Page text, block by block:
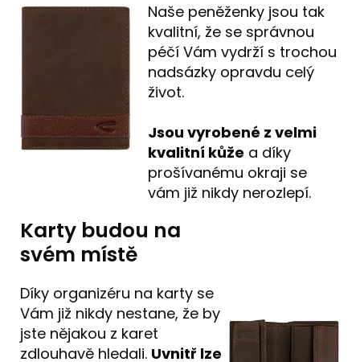
Naše peněženky jsou tak
kvalitní, že se správnou
péčí Vám vydrží s trochou
nadsázky opravdu celý
život.
Jsou vyrobené z velmi
kvalitní kůže a díky
prošívanému okraji se
vám již nikdy nerozlepí.
Karty budou na
svém místě
Díky organizéru na karty se
Vám již nikdy nestane, že by
jste nějakou z karet
zdlouhavě hledali. Uvnitř lze